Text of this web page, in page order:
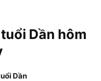
Dần hôm
Dần